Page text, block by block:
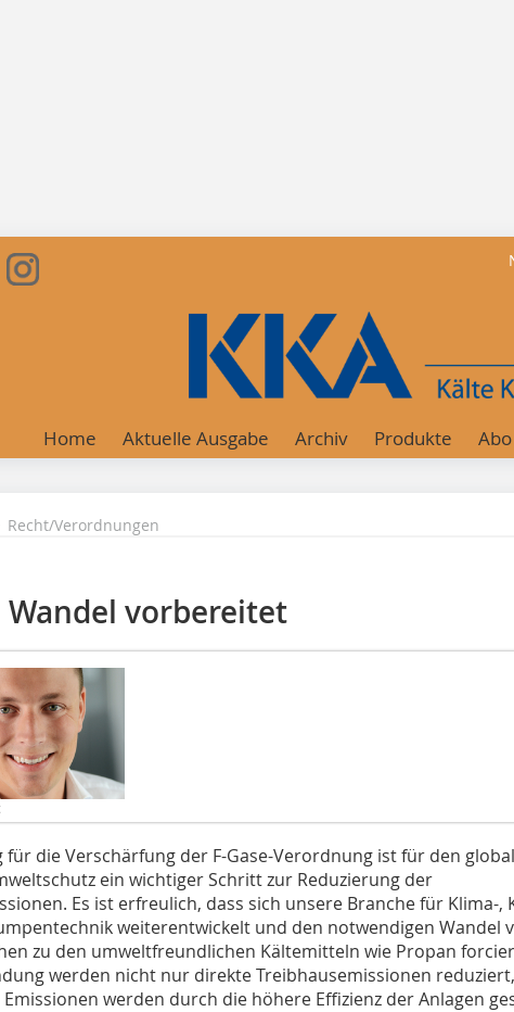
Home Aktuelle Ausgabe Archiv Produkte Abo
Recht/Verordnungen
Wandel vorbereitet
für die Verschärfung der F-Gase-Verordnung ist für den
ein wichtiger Schritt zur Reduzierung der
Es ist erfreulich, dass sich unsere Branche für Klima-,
weiterentwickelt und den notwendigen Wandel
zu den umweltfreundlichen Kältemitteln wie Propan
werden nicht nur direkte Treibhausemissionen
werden durch die höhere Effizienz der Anlagen